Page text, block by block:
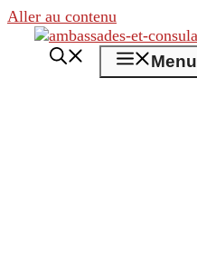
Aller au contenu
Menu